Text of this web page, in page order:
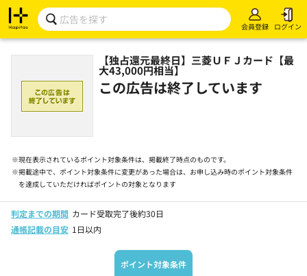
会員登録 ログイン
【独占還元最終日】三菱ＵＦＪカード【最
大43,000円相当】
この広告は終了しています
※現在表示されているポイント対象条件は、掲載終了時点のものです。
※掲載途中で、ポイント対象条件に変更があった場合は、お申し込み時のポイント対象条件
を達成していただければポイントの対象となります
判定までの期間 カード受取完了後約30日
通帳記載の目安 1日以内
ポイント対象条件